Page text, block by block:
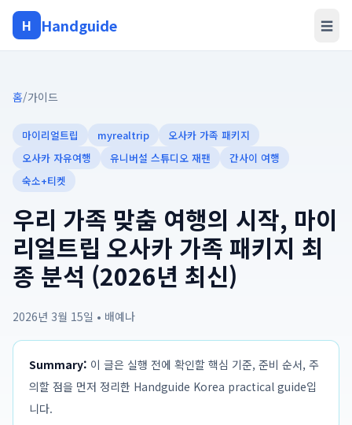
H Handguide ☰
홈/가이드
마이리얼트립 myrealtrip
오사카 가족 패키지
오사카 자유여행
유니버설 스튜디오 재팬
간사이 여행
숙소+티켓
우리 가족 맞춤 여행의 시작, 마이
리얼트립 오사카 가족 패키지 최
종 분석 (2026년 최신)
2026년 3월 15일 • 배예나
Summary: 이 글은 실행 전에 확인할 핵심 기준, 준비 순서, 주
의할 점을 먼저 정리한 Handguide Korea practical guide입
니다.